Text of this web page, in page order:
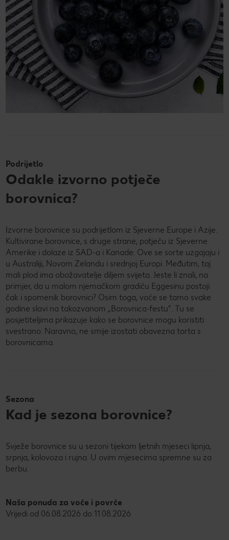
Podrijetlo
Odakle izvorno potječe
borovnica?
Izvorne borovnice su podrijetlom iz Sjeverne Europe i Azije.
Kultivirane borovnice, s druge strane, potječu iz Sjeverne
Amerike i dolaze iz SAD-a i Kanade. Ove se sorte uzgajaju i
u Australiji, Novom Zelandu i srednjoj Europi. Međutim, taj
mali plod ima obožavatelje diljem svijeta. Jeste li znali, na
primjer, da u malom njemačkom gradiću Eggesinu postoji
čak i spomenik borovnici? Osim toga, voće se tamo svake
godine slavi na takozvanom „Borovnica-festu“. Tu se
posjetiteljima prikazuje kako se borovnice mogu koristiti
svestrano. Naravno, ne smije izostati obavezna torta s
borovnicama.
Sezona
Kad je sezona borovnice?
Svježe borovnice su u sezoni tijekom ljetnih mjeseci lipnja,
srpnja, kolovoza i rujna. U ovim mjesecima spremne su za
berbu.
Naša ponuda za voće i povrće
Vrijedi od 06.08.2026 do 11.08.2026